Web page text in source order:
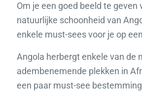
Om je een goed beeld te geven
natuurlijke schoonheid van
enkele must-sees voor je op
Angola herbergt enkele van de
adembenemende plekken in
een paar must-see